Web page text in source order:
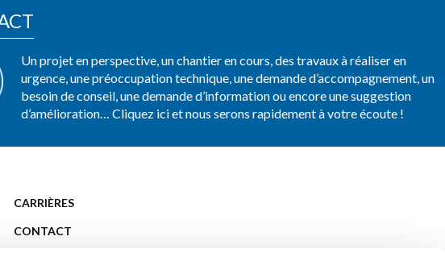
Un projet en perspective, un chantier en cours, des travaux à réaliser en
urgence, une préoccupation technique, une demande d’accompagnement, un
besoin de conseil, une demande d’information ou encore une suggestion
d’amélioration… Cliquez ici et nous serons rapidement à votre écoute !
CARRIÈRES
CONTACT